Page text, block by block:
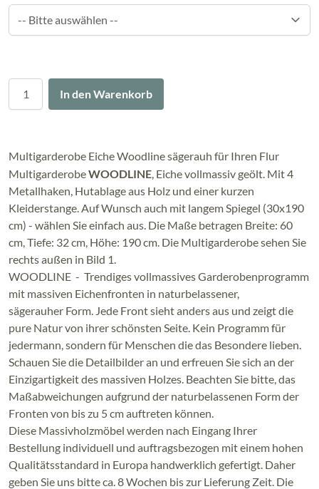
In den Warenkorb
Multigarderobe Eiche Woodline sägerauh für Ihren Flur
MultigarderobeWOODLINE, Eiche vollmassiv geölt. Mit 4
Metallhaken, Hutablage aus Holz und einer kurzen
Kleiderstange. Auf Wunsch auch mit langem Spiegel (30x190
cm) - wählen Sie einfach aus. Die Maße betragen Breite: 60
cm, Tiefe: 32 cm, Höhe: 190 cm. Die Multigarderobe sehen Sie
rechts außen in Bild 1.
WOODLINE - Trendiges vollmassives Garderobenprogramm
mit massiven Eichenfronten in naturbelassener,
sägerauher Form. Jede Front sieht anders aus und zeigt die
pure Natur von ihrer schönsten Seite. Kein Programm für
jedermann, sondern für Menschen die das Besondere lieben.
Schauen Sie die Detailbilder an und erfreuen Sie sich an der
Einzigartigkeit des massiven Holzes. Beachten Sie bitte, das
Maßabweichungen aufgrund der naturbelassenen Form der
Fronten von bis zu 5 cm auftreten können.
Diese Massivholzmöbel werden nach Eingang Ihrer
Bestellung individuell und auftragsbezogen mit einem hohen
Qualitätsstandard in Europa handwerklich gefertigt. Daher
geben Sie uns bitte ca. 8 Wochen bis zur Lieferung Zeit. Die